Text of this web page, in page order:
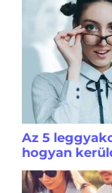
Az 5
hogyan